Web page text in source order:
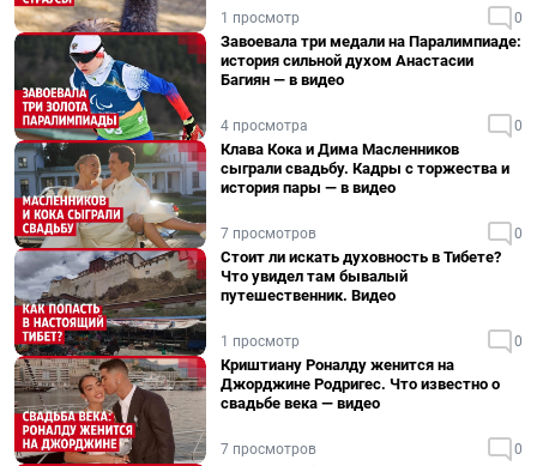
1 просмотр 0
Завоевала три медали на Паралимпиаде:
история сильной духом Анастасии
Багиян — в видео
4 просмотра 0
Клава Кока и Дима Масленников
сыграли свадьбу. Кадры с торжества и
история пары — в видео
7 просмотров 0
Стоит ли искать духовность в Тибете?
Что увидел там бывалый
путешественник. Видео
1 просмотр 0
Криштиану Роналду женится на
Джорджине Родригес. Что известно о
свадьбе века — видео
7 просмотров 0